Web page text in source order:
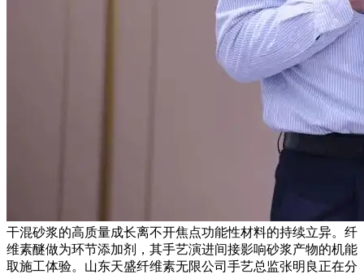
干混砂浆的高质量成长离不开焦点功能性材料的持续立异。纤
维素醚做为环节添加剂，其手艺演进间接影响砂浆产物的机能
取施工体验。山东天盛纤维素无限公司手艺总监张明良正在分